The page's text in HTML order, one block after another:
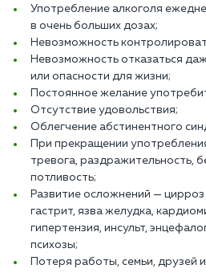
Употребление алкоголя
в очень больших дозах;
Невозможность
Невозможность отказаться
или опасности для жизни;
Постоянное желание
Отсутствие удовольствия;
Облегчение абстинентного
При прекращении
тревога, раздражительность,
потливость;
Развитие осложнений — цирроз
гастрит, язва желудка,
гипертензия, инсульт,
психозы;
Потеря работы, семьи, друзей